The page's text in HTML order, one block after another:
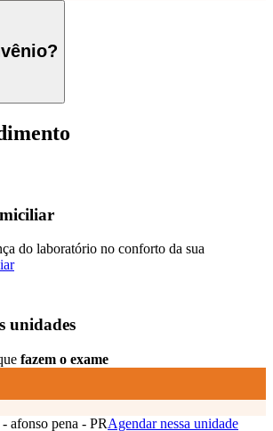
do laboratório no conforto da sua
unidades
fazem o exame
afonso pena - PRAgendar nessa unidade